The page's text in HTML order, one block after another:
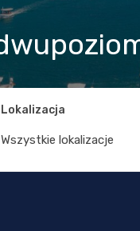
Lokalizacja
Wszystkie lokalizacje